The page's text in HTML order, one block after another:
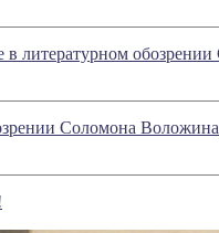
литературном
Соломона Воложина